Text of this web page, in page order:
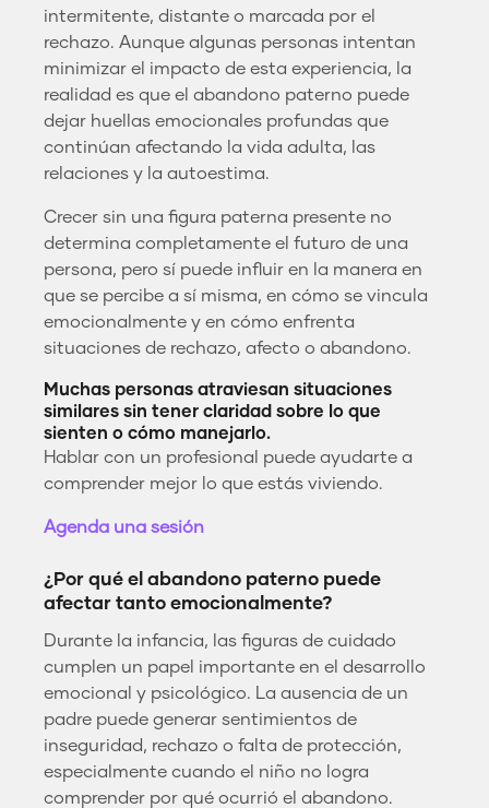
intermitente, distante o marcada por el
rechazo. Aunque algunas personas intentan
minimizar el impacto de esta experiencia, la
realidad es que el abandono paterno puede
dejar huellas emocionales profundas que
continúan afectando la vida adulta, las
relaciones y la autoestima.
Crecer sin una figura paterna presente no
determina completamente el futuro de una
persona, pero sí puede influir en la manera en
que se percibe a sí misma, en cómo se vincula
emocionalmente y en cómo enfrenta
situaciones de rechazo, afecto o abandono.
Muchas personas atraviesan situaciones
similares sin tener claridad sobre lo que
sienten o cómo manejarlo.
Hablar con un profesional puede ayudarte a
comprender mejor lo que estás viviendo.
Agenda una sesión
¿Por qué el abandono paterno puede
afectar tanto emocionalmente?
Durante la infancia, las figuras de cuidado
cumplen un papel importante en el desarrollo
emocional y psicológico. La ausencia de un
padre puede generar sentimientos de
inseguridad, rechazo o falta de protección,
especialmente cuando el niño no logra
comprender por qué ocurrió el abandono.